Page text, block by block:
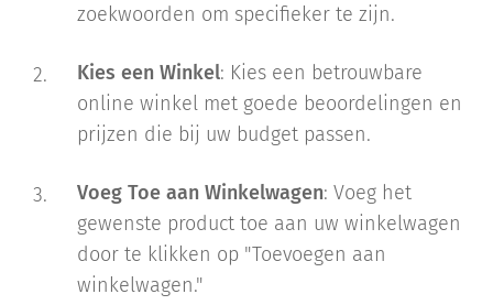
zoekwoorden om specifieker te zijn.
Kies een Winkel: Kies een betrouwbare
online winkel met goede beoordelingen en
prijzen die bij uw budget passen.
Voeg Toe aan Winkelwagen: Voeg het
gewenste product toe aan uw winkelwagen
door te klikken op "Toevoegen aan
winkelwagen."